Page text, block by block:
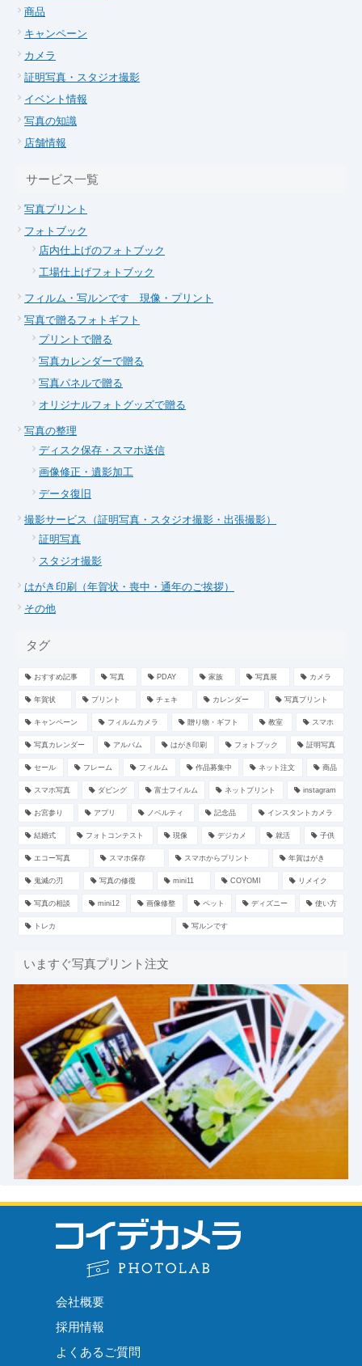
商品
キャンペーン
カメラ
証明写真・スタジオ撮影
イベント情報
写真の知識
店舗情報
サービス一覧
写真プリント
フォトブック
店内仕上げのフォトブック
工場仕上げフォトブック
フィルム・写ルンです 現像・プリント
写真で贈るフォトギフト
プリントで贈る
写真カレンダーで贈る
写真パネルで贈る
オリジナルフォトグッズで贈る
写真の整理
ディスク保存・スマホ送信
画像修正・遺影加工
データ復旧
撮影サービス（証明写真・スタジオ撮影・出張撮影）
証明写真
スタジオ撮影
はがき印刷（年賀状・喪中・通年のご挨拶）
その他
タグ
おすすめ記事 写真 PDAY 家族 写真展 カメラ
年賀状 プリント チェキ カレンダー 写真プリント
キャンペーン フィルムカメラ 贈り物・ギフト 教室 スマホ
写真カレンダー アルバム はがき印刷 フォトブック 証明写真
セール フレーム フィルム 作品募集中 ネット注文 商品
スマホ写真 ダビング 富士フイルム ネットプリント instagram
お宮参り アプリ ノベルティ 記念品 インスタントカメラ
結婚式 フォトコンテスト 現像 デジカメ 就活 子供
エコー写真 スマホ保存 スマホからプリント 年賀はがき
鬼滅の刃 写真の修復 mini11 COYOMI リメイク
写真の相談 mini12 画像修整 ペット ディズニー 使い方
トレカ 写ルンです
いますぐ写真プリント注文
会社概要
採用情報
よくあるご質問